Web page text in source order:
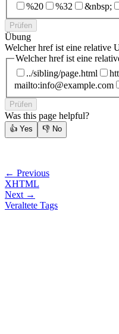
%20
%32 &nbsp;
Prüfen
Übung
Welcher href ist eine relative
Welcher href ist eine
../sibling/page.html
mailto:info@example.com
Prüfen
Was this page helpful?
👍 Yes 👎 No
← Previous
XHTML
Next →
Veraltete Tags